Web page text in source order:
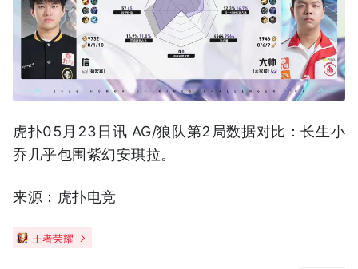
虎扑05月23日讯 AG/狼队第2局数据对比：长生小
乔几乎包围紫幻安琪拉。
来源：虎扑电竞
王者荣耀